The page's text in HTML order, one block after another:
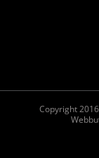
Copyright